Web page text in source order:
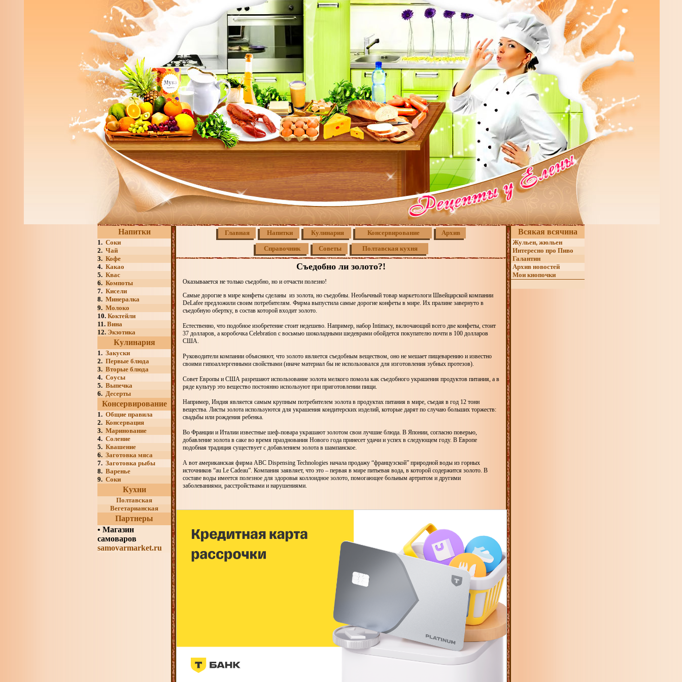
Напитки
1. Соки
2. Чай
3. Кофе
4. Какао
5. Квас
6. Компоты
7. Кисели
8. Минералка
9. Молоко
10. Коктейли
11. Вина
12. Экзотика
Кулинария
1. Закуски
2. Первые блюда
3. Вторые блюда
4. Соусы
5. Выпечка
6. Десерты
Консервирование
1. Общие правила
2. Консервация
3. Маринование
4. Соление
5. Квашение
6. Заготовка мяса
7. Заготовка рыбы
8. Варенье
9. Соки
Кухни
Полтавская
Вегетарианская
Партнеры
• Магазин
самоваров
samovarmarket.ru
Главная Напитки Кулинария Консервирование Архив
Справочник Советы Полтавская кухня
Съедобно ли золото?!
Оказываается не только съедобно, но и отчасти полезно!
Самые дорогие в мире конфеты сделаны из золота, но съедобны. Необычный товар маркетологи Швейцарской компании
DeLafee предложили своим потребителям. Фирма выпустила самые дорогие конфеты в мире. Их пралине завернуто в
съедобную обертку, в состав которой входит золото.
Естественно, что подобное изобретение стоит недешево. Например, набор Intimacy, включающий всего две конфеты, стоит
37 долларов, а коробочка Celebration с восьмью шоколадными шедеврами обойдется покупателю почти в 100 долларов
США.
Руководители компании объясняют, что золото является съедобным веществом, оно не мешает пищеварению и известно
своими гипоаллергенными свойствами (иначе материал бы не использовался для изготовления зубных протезов).
Совет Европы и США разрешают использование золота мелкого помола как съедобного украшения продуктов питания, а в
ряде культур это вещество постоянно используют при приготовлении пищи.
Например, Индия является самым крупным потребителем золота в продуктах питания в мире, съедая в год 12 тонн
вещества. Листы золота используются для украшения кондитерских изделий, которые дарят по случаю больших торжеств:
свадьбы или рождения ребенка.
Во Франции и Италии известные шеф-повара украшают золотом свои лучшие блюда. В Японии, согласно поверью,
добавление золота в саке во время празднования Нового года принесет удачи и успех в следующем году. В Европе
подобная традиция существует с добавлением золота в шампанское.
А вот американская фирма ABC Dispensing Technologies начала продажу “французской” природной воды из горных
источников “au Le Cadeau”. Компания заявляет, что это – первая в мире питьевая вода, в которой содержится золото. В
составе воды имеется полезное для здоровья коллоидное золото, помогающее больным артритом и другими
заболеваниями, расстройствами и нарушениями.
Всякая всячина
Жульен, жюльен
Интересно про Пиво
Галантин
Архив новостей
Мои кнопочки